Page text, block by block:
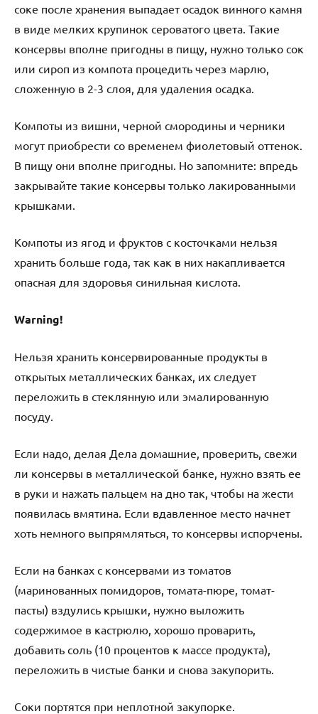
соке после хранения выпадает осадок винного камня
в виде мелких крупинок сероватого цвета. Такие
консервы вполне пригодны в пищу, нужно только сок
или сироп из компота процедить через марлю,
сложенную в 2-3 слоя, для удаления осадка.
Компоты из вишни, черной смородины и черники
могут приобрести со временем фиолетовый оттенок.
В пищу они вполне пригодны. Но запомните: впредь
закрывайте такие консервы только лакированными
крышками.
Компоты из ягод и фруктов с косточками нельзя
хранить больше года, так как в них накапливается
опасная для здоровья синильная кислота.
Warning!
Нельзя хранить консервированные продукты в
открытых металлических банках, их следует
переложить в стеклянную или эмалированную
посуду.
Если надо, делая Дела домашние, проверить, свежи
ли консервы в металлической банке, нужно взять ее
в руки и нажать пальцем на дно так, чтобы на жести
появилась вмятина. Если вдавленное место начнет
хоть немного выпрямляться, то консервы испорчены.
Если на банках с консервами из томатов
(маринованных помидоров, томата-пюре, томат-
пасты) вздулись крышки, нужно выложить
содержимое в кастрюлю, хорошо проварить,
добавить соль (10 процентов к массе продукта),
переложить в чистые банки и снова закупорить.
Соки портятся при неплотной закупорке.